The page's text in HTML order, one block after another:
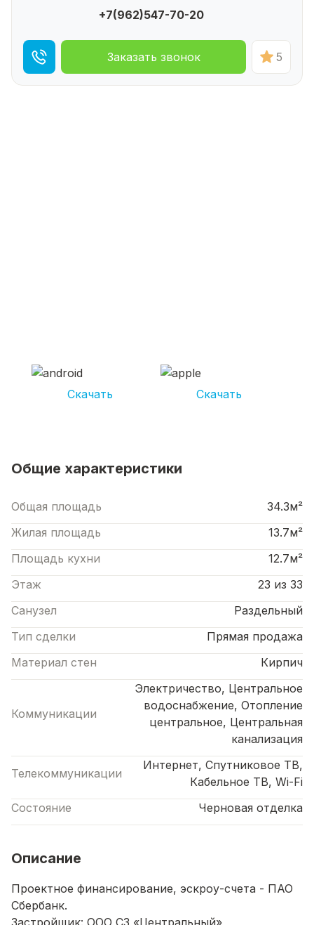
+7(962)547-70-20
Заказать звонок 5
Скачать Скачать
Общие характеристики
Общая площадь
34.3м²
Жилая площадь
13.7м²
Площадь кухни
12.7м²
Этаж
23 из 33
Санузел
Раздельный
Тип сделки
Прямая продажа
Материал стен
Кирпич
Коммуникации
Электричество, Центральное
водоснабжение, Отопление
центральное, Центральная
канализация
Телекоммуникации
Интернет, Спутниковое ТВ,
Кабельное ТВ, Wi-Fi
Состояние
Черновая отделка
Описание
Проектное финансирование, эскроу-счета - ПАО
Сбербанк.
Застройщик: ООО СЗ «Центральный»